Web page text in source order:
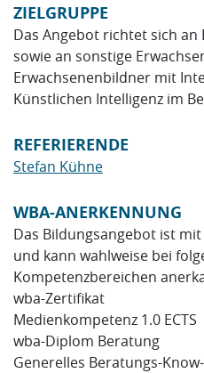
ZIELGRUPPE
Das Angebot richtet sich
sowie an sonstige
Erwachsenenbildner mit
Künstlichen Intelligenz im
REFERIERENDE
Stefan Kühne
WBA-ANERKENNUNG
Das Bildungsangebot ist
und kann wahlweise bei
Kompetenzbereichen
wba-Zertifikat
Medienkompetenz 1.0 ECTS
wba-Diplom Beratung
Generelles Beratungs-Know-